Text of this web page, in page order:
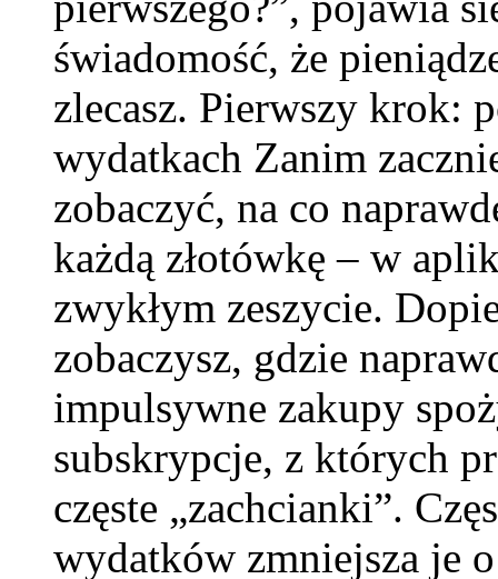
świadomość, że
zlecasz. Pierwszy krok:
wydatkach Zanim
zobaczyć, na co
każdą złotówkę – w
zwykłym zeszycie.
zobaczysz, gdzie
impulsywne zakupy
subskrypcje, z których
częste „zachcianki”.
wydatków zmniejsza je